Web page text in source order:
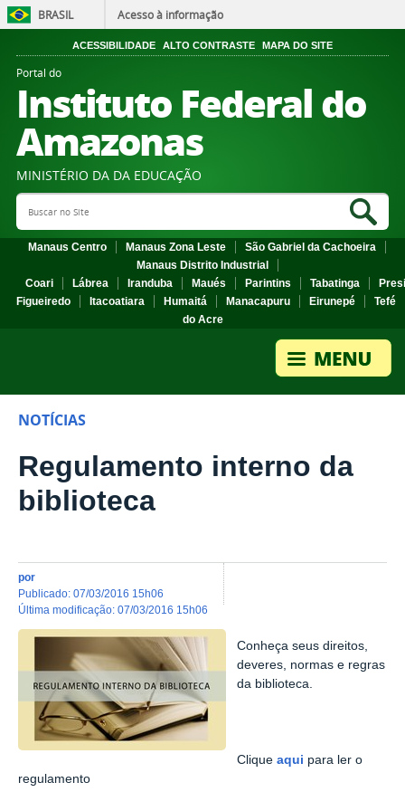
BRASIL Acesso à informação
ACESSIBILIDADE ALTO CONTRASTE MAPA DO SITE
Portal do
Instituto Federal do
Amazonas
MINISTÉRIO DA DA EDUCAÇÃO
Search Site
Manaus Centro Manaus Zona Leste
São Gabriel da Cachoeira
Manaus Distrito Industrial
Coari
Lábrea Iranduba Maués Parintins Tabatinga
Figueiredo
Itacoatiara Humaitá Manacapuru Eirunepé
Tefé
do Acre
NOTÍCIAS
Regulamento interno da
biblioteca
por
publicado: 07/03/2016 15h06
última modificação: 07/03/2016 15h06
Conheça seus direitos,
deveres, normas e regras
da biblioteca.
Cliqueaqui para ler o
regulamento